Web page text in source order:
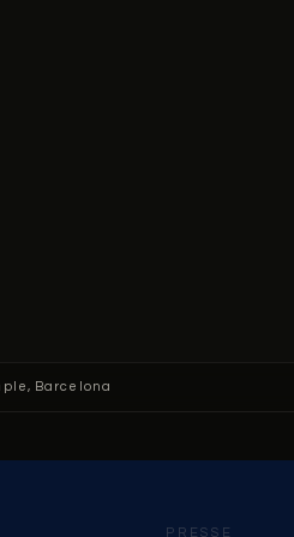
Barcelona
PRESSE